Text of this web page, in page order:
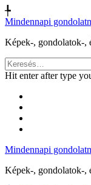
╄
Mindennapi
Képek-, gondolatok-,
Keresés:
Hit enter after type
Mindennapi
Képek-, gondolatok-,